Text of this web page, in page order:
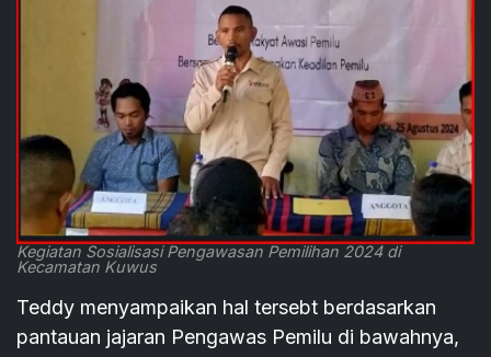
Kegiatan Sosialisasi Pengawasan Pemilihan 2024 di
Kecamatan Kuwus
Teddy menyampaikan hal tersebt berdasarkan
pantauan jajaran Pengawas Pemilu di bawahnya,